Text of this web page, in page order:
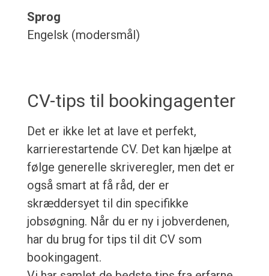
Sprog
Engelsk (modersmål)
CV-tips til bookingagenter
Det er ikke let at lave et perfekt,
karrierestartende CV. Det kan hjælpe at
følge generelle skriveregler, men det er
også smart at få råd, der er
skræddersyet til din specifikke
jobsøgning. Når du er ny i jobverdenen,
har du brug for tips til dit CV som
bookingagent.